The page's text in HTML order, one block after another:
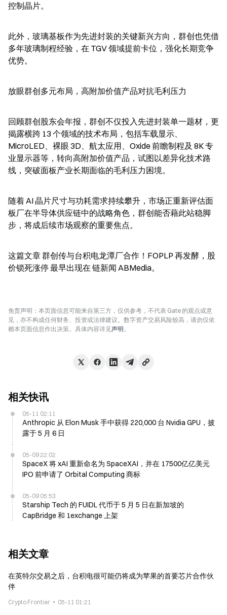
控制晶片。
此外，玻璃基板作为先进封装的关键新兴方向，群创也凭借
多年玻璃制程经验，在 TGV 领域提前卡位，强化长期竞争
优势。
放眼群创多元布局，高附加价值产品对抗毛利压力
回顾群创股东会年报，群创不仅投入先进封装单一题材，更
揭露横跨 13 个领域的技术布局，包括车载显示、
MicroLED、裸眼 3D、航太应用、Oxide 前瞻制程及 8K 专
业显示器等，转向高附加价值产品，试图以差异化技术路
线，突破面板产业长期面临的毛利压力困境。
随着 AI 晶片尺寸与功耗需求持续攀升，市场正重新评估面
板厂在半导体供应链中的战略角色，群创能否藉此站稳脚
步，将成后续市场观察的重要焦点。
这篇文章 群创传与台积电龙潭厂合作！FOPLP 再发酵，股
价锁死涨停 最早出现在 链新闻 ABMedia。
免责声明：本页面信息可能来自第三方，仅供参考，不代表 Gate 的观点或意
见，亦不构成任何财务、投资或法律建议。数字资产交易风险较高，请勿仅依
赖本页面信息作出决策。具体内容详见声明。
相关快讯
05-11 02:11
Anthropic 从 Elon Musk 手中获得 220,000 台 Nvidia GPU，披
露于 5 月 6 日
05-09 22:02
SpaceX 将 xAI 重新命名为 SpaceXAI，并在 17500亿亿美元
IPO 前申请了 Orbital Computing 商标
05-09 05:53
Starship Tech 的 FUIDL 代币于 5 月 5 日在新加坡的
CapBridge 和 1exchange 上架
相关文章
在英特尔交易之后，台积电很可能仍将成为苹果的首要芯片合作伙
伴
Crypto Frontier 05-11 01:21